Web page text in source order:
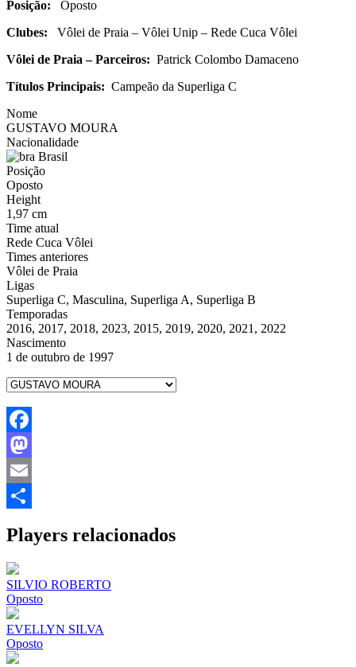
Posição: Oposto
Clubes: Vôlei de Praia – Vôlei Unip – Rede Cuca Vôlei
Vôlei de Praia – Parceiros: Patrick Colombo Damaceno
Títulos Principais: Campeão da Superliga C
Nome
GUSTAVO MOURA
Nacionalidade
Brasil
Posição
Oposto
Height
1,97 cm
Time atual
Rede Cuca Vôlei
Times anteriores
Vôlei de Praia
Ligas
Superliga C, Masculina, Superliga A, Superliga B
Temporadas
2016, 2017, 2018, 2023, 2015, 2019, 2020, 2021, 2022
Nascimento
1 de outubro de 1997
Facebook
Mastodon
Email
Players relacionados
SILVIO ROBERTO
Oposto
EVELLYN SILVA
Oposto